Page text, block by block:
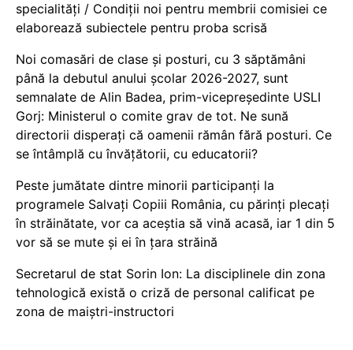
specialități / Condiții noi pentru membrii comisiei ce
elaborează subiectele pentru proba scrisă
Noi comasări de clase și posturi, cu 3 săptămâni
până la debutul anului școlar 2026-2027, sunt
semnalate de Alin Badea, prim-vicepreședinte USLI
Gorj: Ministerul o comite grav de tot. Ne sună
directorii disperați că oamenii rămân fără posturi. Ce
se întâmplă cu învățătorii, cu educatorii?
Peste jumătate dintre minorii participanți la
programele Salvați Copiii România, cu părinți plecați
în străinătate, vor ca aceștia să vină acasă, iar 1 din 5
vor să se mute și ei în țara străină
Secretarul de stat Sorin Ion: La disciplinele din zona
tehnologică există o criză de personal calificat pe
zona de maiștri-instructori